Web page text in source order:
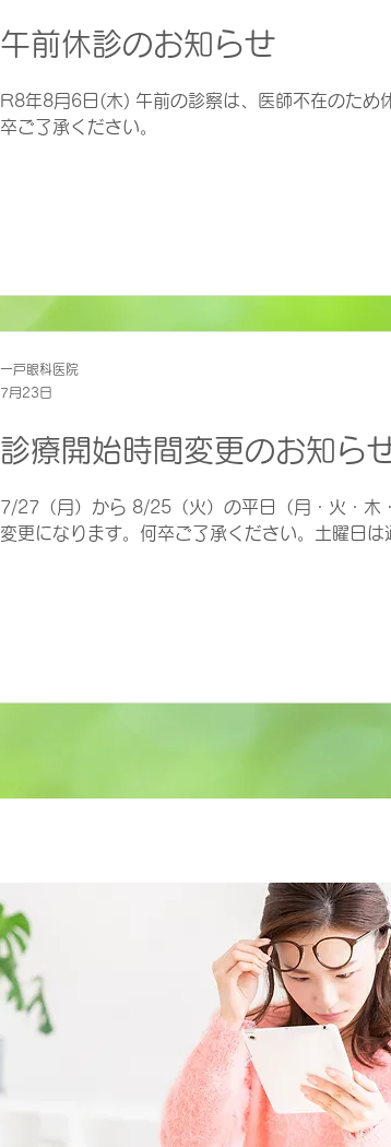
午前休診のお知らせ
R8年8月6日(木) 午前の診察は、医師不在のため休診になります。スタッフはおりますのでお電話対応はいたします。何
卒ご了承ください。
診療開始時間変更のお知ら
7/27（月）から 8/25（火）の平日（月・火・木
変更になります。何卒ご了承ください。土曜日は
一戸眼科医院
7月23日